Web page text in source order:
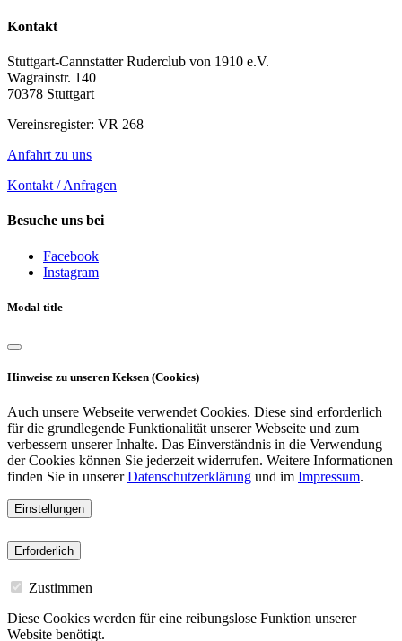
Kontakt
Stuttgart-Cannstatter Ruderclub von 1910 e.V.
Wagrainstr. 140
70378 Stuttgart
Vereinsregister: VR 268
Anfahrt zu uns
Kontakt / Anfragen
Besuche uns bei
Facebook
Instagram
Modal title
Hinweise zu unseren Keksen (Cookies)
Auch unsere Webseite verwendet Cookies. Diese sind erforderlich
für die grundlegende Funktionalität unserer Webseite und zum
verbessern unserer Inhalte. Das Einverständnis in die Verwendung
der Cookies können Sie jederzeit widerrufen. Weitere Informationen
finden Sie in unsererDatenschutzerklärung und im Impressum.
Einstellungen
Erforderlich
Zustimmen
Diese Cookies werden für eine reibungslose Funktion unserer
Website benötigt.